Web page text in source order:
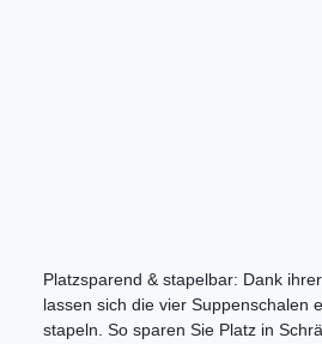
Platzsparend & stapelbar: Dank
lassen sich die vier Suppenschalen
stapeln. So sparen Sie Platz in